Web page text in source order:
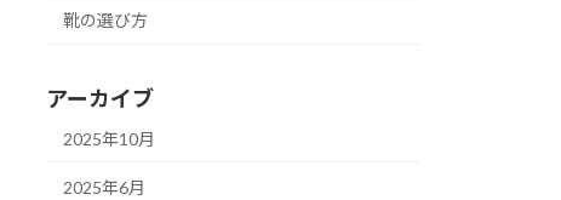
靴の選び方
アーカイブ
2025年10月
2025年6月